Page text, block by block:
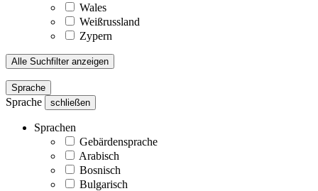
Wales
Weißrussland
Zypern
Alle Suchfilter anzeigen
Sprache
Sprache schließen
Sprachen
Gebärdensprache
Arabisch
Bosnisch
Bulgarisch